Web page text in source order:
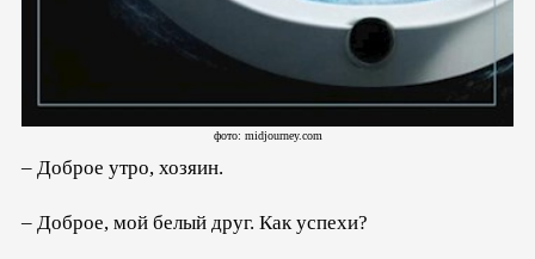
фото: midjourney.com
– Доброе утро, хозяин.
– Доброе, мой белый друг. Как успехи?